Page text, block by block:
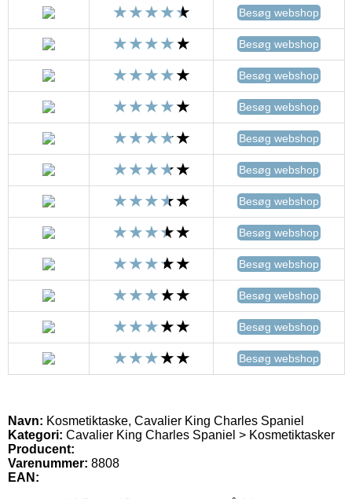
Besøg webshop
Besøg webshop
Besøg webshop
Besøg webshop
Besøg webshop
Besøg webshop
Besøg webshop
Besøg webshop
Besøg webshop
Besøg webshop
Besøg webshop
Besøg webshop
Navn: Kosmetiktaske, Cavalier King Charles Spaniel
Kategori: Cavalier King Charles Spaniel > Kosmetiktasker
Producent:
Varenummer: 8808
EAN: